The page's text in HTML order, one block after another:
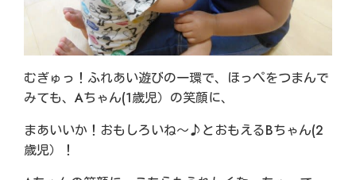
むぎゅっ！ふれあい遊びの一環で、ほっぺをつまんで
みても、Aちゃん(1歳児）の笑顔に、
まあいいか！おもしろいね～♪とおもえるBちゃん(2
歳児）！